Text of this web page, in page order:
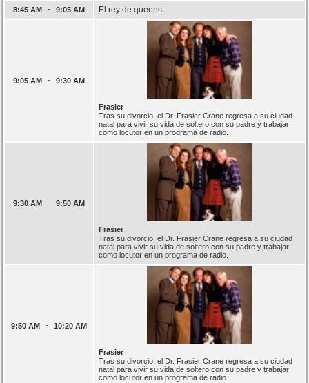
8:45 AM - 9:05 AM El rey de queens
9:05 AM - 9:30 AM
Frasier
Tras su divorcio, el Dr. Frasier Crane regresa a su ciudad
natal para vivir su vida de soltero con su padre y trabajar
como locutor en un programa de radio.
9:30 AM - 9:50 AM
Frasier
Tras su divorcio, el Dr. Frasier Crane regresa a su ciudad
natal para vivir su vida de soltero con su padre y trabajar
como locutor en un programa de radio.
9:50 AM - 10:20 AM
Frasier
Tras su divorcio, el Dr. Frasier Crane regresa a su ciudad
natal para vivir su vida de soltero con su padre y trabajar
como locutor en un programa de radio.